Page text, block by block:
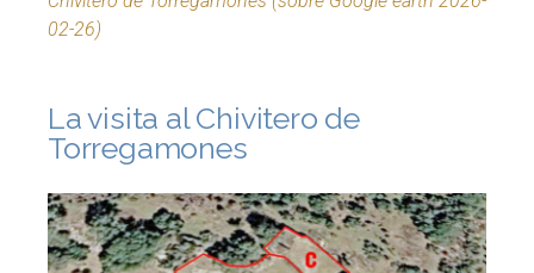
02-26)
La visita al Chivitero de
Torregamones